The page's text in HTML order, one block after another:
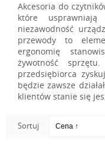
Akcesoria do
które
niezawodność
przewody to
ergonomię
żywotność
przedsiębiorca
będzie zawsze
klientów stanie się
Sortuj